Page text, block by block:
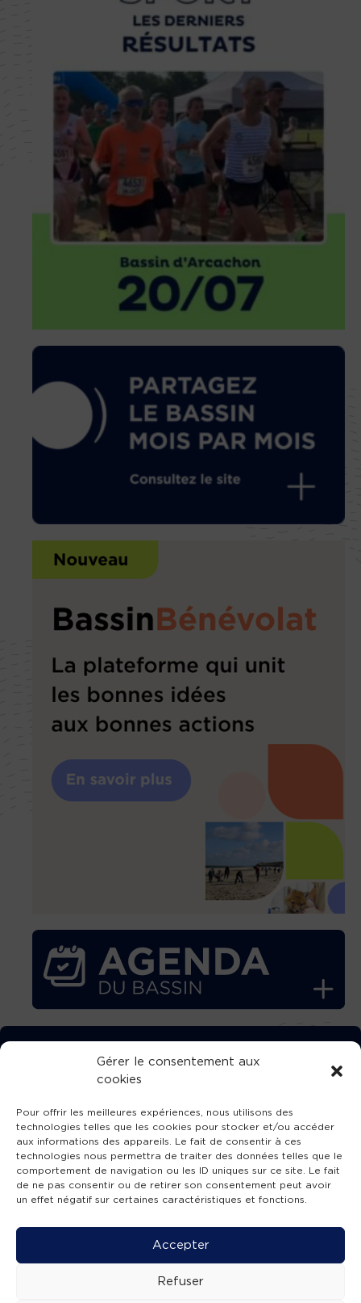
Gérer le consentement aux
cookies
Pour offrir les meilleures expériences, nous utilisons des
technologies telles que les cookies pour stocker et/ou accéder
aux informations des appareils. Le fait de consentir à ces
technologies nous permettra de traiter des données telles que le
comportement de navigation ou les ID uniques sur ce site. Le fait
de ne pas consentir ou de retirer son consentement peut avoir
un effet négatif sur certaines caractéristiques et fonctions.
Accepter
Refuser
TÉLÉCHARGEZ GRATUITEMENT
L’APPLICATION TVBA !
SUIVEZ-NOUS !
Mentions légales -Accessibilité